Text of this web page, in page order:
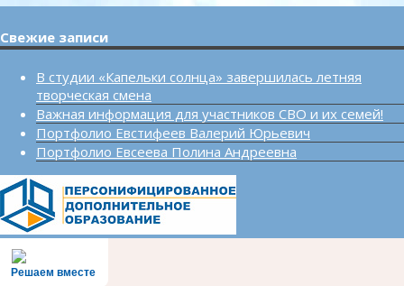
Свежие записи
В студии «Капельки солнца» завершилась летняя
творческая смена
Важная информация для участников СВО и их семей!
Портфолио Евстифеев Валерий Юрьевич
Портфолио Евсеева Полина Андреевна
Решаем вместе